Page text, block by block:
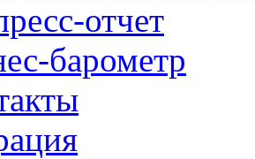
отчет
барометр